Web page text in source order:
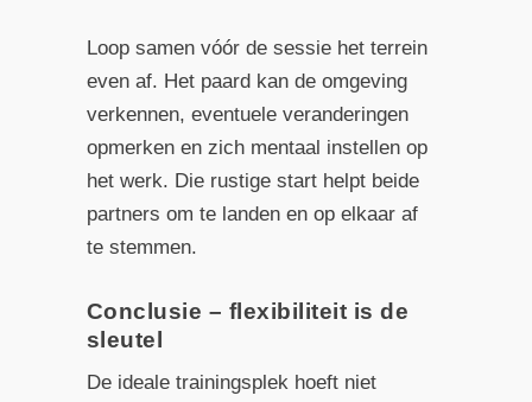
Loop samen vóór de sessie het terrein
even af. Het paard kan de omgeving
verkennen, eventuele veranderingen
opmerken en zich mentaal instellen op
het werk. Die rustige start helpt beide
partners om te landen en op elkaar af
te stemmen.
Conclusie – flexibiliteit is de
sleutel
De ideale trainingsplek hoeft niet